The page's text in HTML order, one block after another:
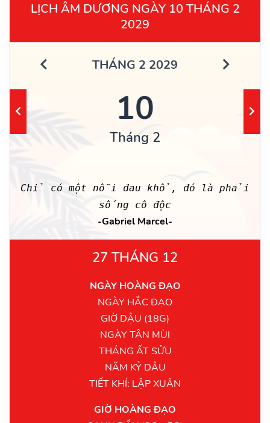
LỊCH ÂM DƯƠNG NGÀY 10 THÁNG 2
2029
THÁNG 2 2029
10
Tháng 2
Chỉ có một nỗi đau khổ, đó là phải
sống cô độc
-Gabriel Marcel-
27 THÁNG 12
NGÀY HOÀNG ĐẠO
NGÀY HẮC ĐẠO
GIỜ DẬU (18G)
NGÀY TÂN MÙI
THÁNG ẤT SỬU
NĂM KỶ DẬU
TIẾT KHÍ: LẬP XUÂN
GIỜ HOÀNG ĐẠO